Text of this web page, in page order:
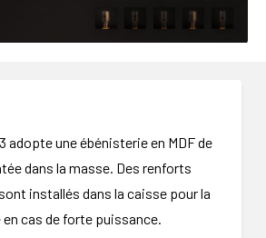
adopte une ébénisterie en MDF de
dans la masse. Des renforts
installés dans la caisse pour la
cas de forte puissance.